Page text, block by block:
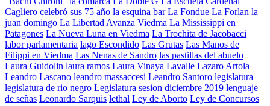
Cagliero celebró sus 75 año la esquina bar La Fondue La Forlan la
juan domingo La Libertad Avanza Viedma La Mississippi en
Patagones La Nueva Luna en Viedma La Trochita de Jacobacci
labor parlamentaria lago Escondido Las Grutas Las Manos de
Filippi en Viedma Las Nenas de Sandro las pastillas del abuelo
Laura Guidolin laura ramos Laura Vinaya Lavalle Lazaro Artola
Leandro Lascano leandro massaccesi Leandro Santoro legislatura
legislatura de rio negro Legislatura sesion diciembre 2019 lenguaje
de señas Leonardo Sarquis lethal Ley de Aborto Ley de Concursos